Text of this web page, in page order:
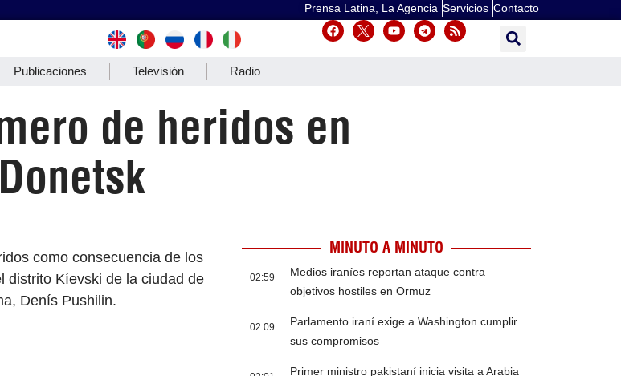
Prensa Latina, La Agencia Servicios Contacto
Publicaciones Televisión Radio
de heridos en
como consecuencia de los
distrito Kíevski de la ciudad de
Denís Pushilin.
MINUTO A MINUTO
02:59
Medios iraníes reportan ataque contra
objetivos hostiles en Ormuz
02:09
Parlamento iraní exige a Washington cumplir
sus compromisos
Primer ministro pakistaní inicia visita a Arabia